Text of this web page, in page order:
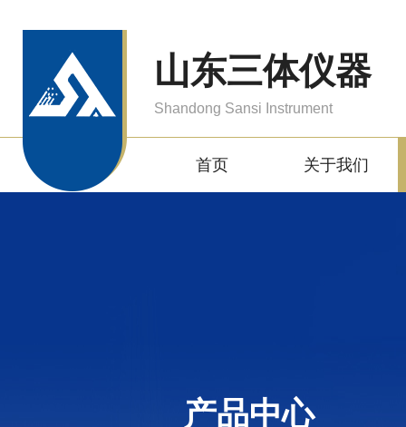
山东三体仪器
Shandong Sansi Instrument
首页 关于我们
产品中心